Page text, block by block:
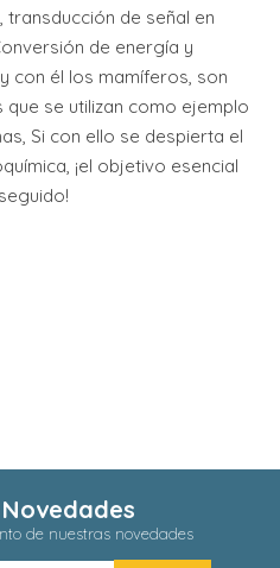
de señal en
de energía y
con él los mamíferos, son
se utilizan como ejemplo
Si con ello se despierta el
¡el objetivo esencial
de nuestras novedades